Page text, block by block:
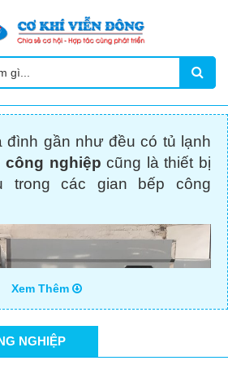
đình gần như đều có tủ lạnh
công nghiệp cũng là thiết bị
trong các gian bếp công
Xem Thêm
NGHIỆP